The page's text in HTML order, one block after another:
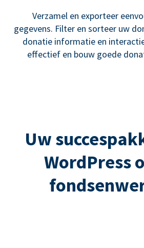
Verzamel en exporteer
gegevens. Filter en sorteer uw
donatie informatie en
effectief en bouw goede
Uw
WordPress